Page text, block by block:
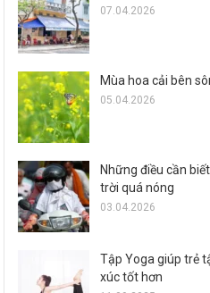
07.04.2026
Mùa hoa cải bên
05.04.2026
Những điều cần
trời quá nóng
03.04.2026
Tập Yoga giúp trẻ
xúc tốt hơn